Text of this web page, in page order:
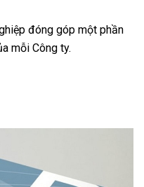
đóng góp một phần
mỗi Công ty.